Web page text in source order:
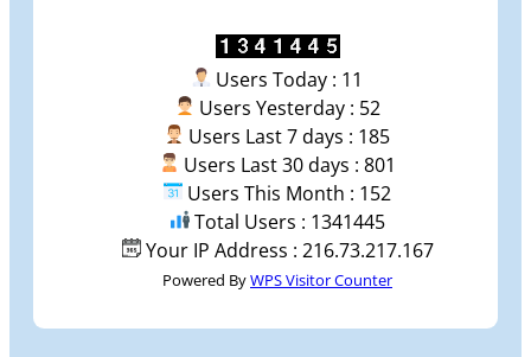
Users Today : 11
Users Yesterday : 52
Users Last 7 days : 185
Users Last 30 days : 801
Users This Month : 152
Total Users : 1341445
Your IP Address : 216.73.217.167
Powered ByWPS Visitor Counter